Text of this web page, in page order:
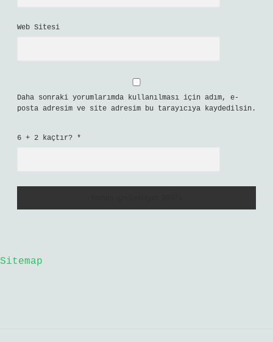
Web Sitesi
Daha sonraki yorumlarımda kullanılması için adım, e-
posta adresim ve site adresim bu tarayıcıya kaydedilsin.
6 + 2 kaçtır? *
Sitemap